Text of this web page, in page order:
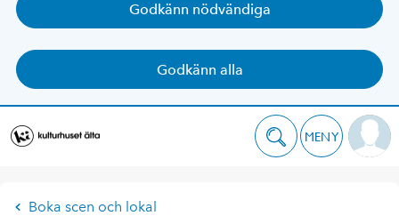
Godkänn nödvändiga
Godkänn alla
MENY
Boka scen och lokal